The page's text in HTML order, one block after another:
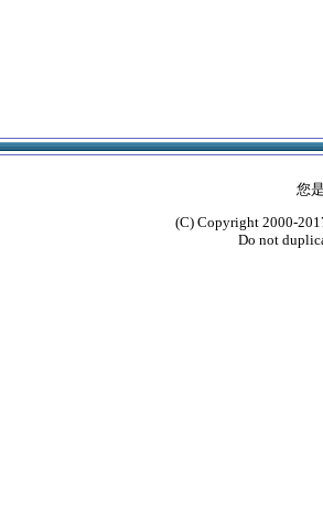
您
(C) Copyright 2000-
Do not